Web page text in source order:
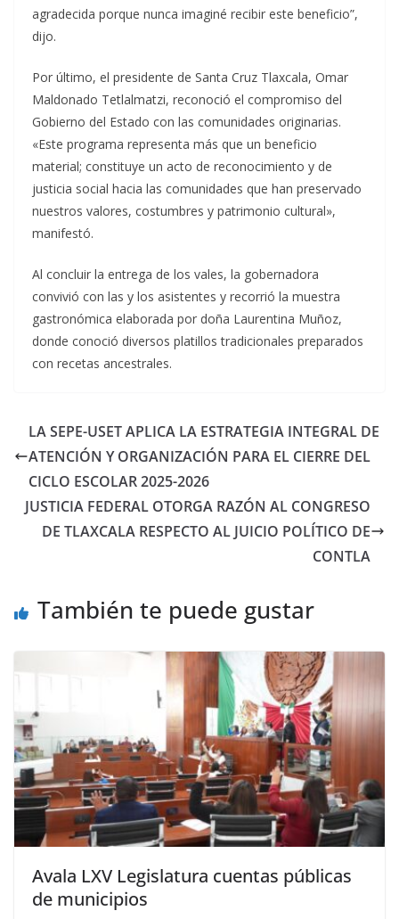
agradecida porque nunca imaginé recibir este beneficio”,
dijo.
Por último, el presidente de Santa Cruz Tlaxcala, Omar
Maldonado Tetlalmatzi, reconoció el compromiso del
Gobierno del Estado con las comunidades originarias.
«Este programa representa más que un beneficio
material; constituye un acto de reconocimiento y de
justicia social hacia las comunidades que han preservado
nuestros valores, costumbres y patrimonio cultural»,
manifestó.
Al concluir la entrega de los vales, la gobernadora
convivió con las y los asistentes y recorrió la muestra
gastronómica elaborada por doña Laurentina Muñoz,
donde conoció diversos platillos tradicionales preparados
con recetas ancestrales.
LA SEPE-USET APLICA LA ESTRATEGIA INTEGRAL DE
ATENCIÓN Y ORGANIZACIÓN PARA EL CIERRE DEL
CICLO ESCOLAR 2025-2026
JUSTICIA FEDERAL OTORGA RAZÓN AL CONGRESO
DE TLAXCALA RESPECTO AL JUICIO POLÍTICO DE
CONTLA
También te puede gustar
Avala LXV Legislatura cuentas públicas
de municipios